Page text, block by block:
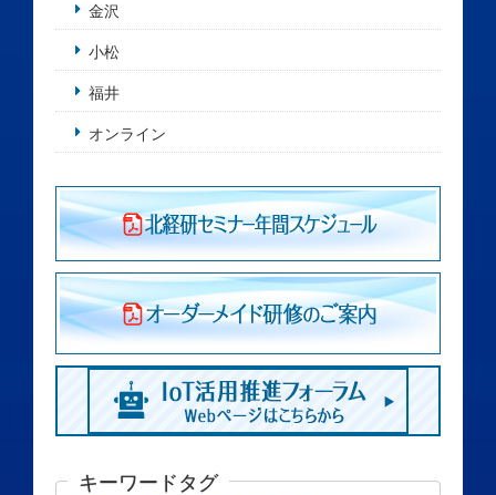
金沢
小松
福井
オンライン
キーワードタグ